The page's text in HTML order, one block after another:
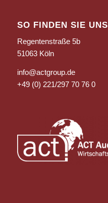
SO FINDEN SIE UNS
Regentenstraße 5b
51063 Köln
info@actgroup.de
+49 (0) 221/297 70 76 0